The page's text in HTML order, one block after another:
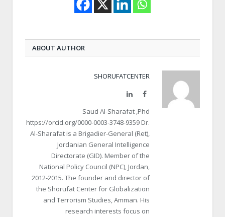
ABOUT AUTHOR
SHORUFATCENTER
Facebook
LinkedIn
Saud Al-Sharafat ,Phd
https://orcid.org/0000-0003-3748-9359 Dr.
Al-Sharafat is a Brigadier-General (Ret),
Jordanian General Intelligence
Directorate (GID). Member of the
National Policy Council (NPC), Jordan,
2012-2015. The founder and director of
the Shorufat Center for Globalization
and Terrorism Studies, Amman. His
research interests focus on